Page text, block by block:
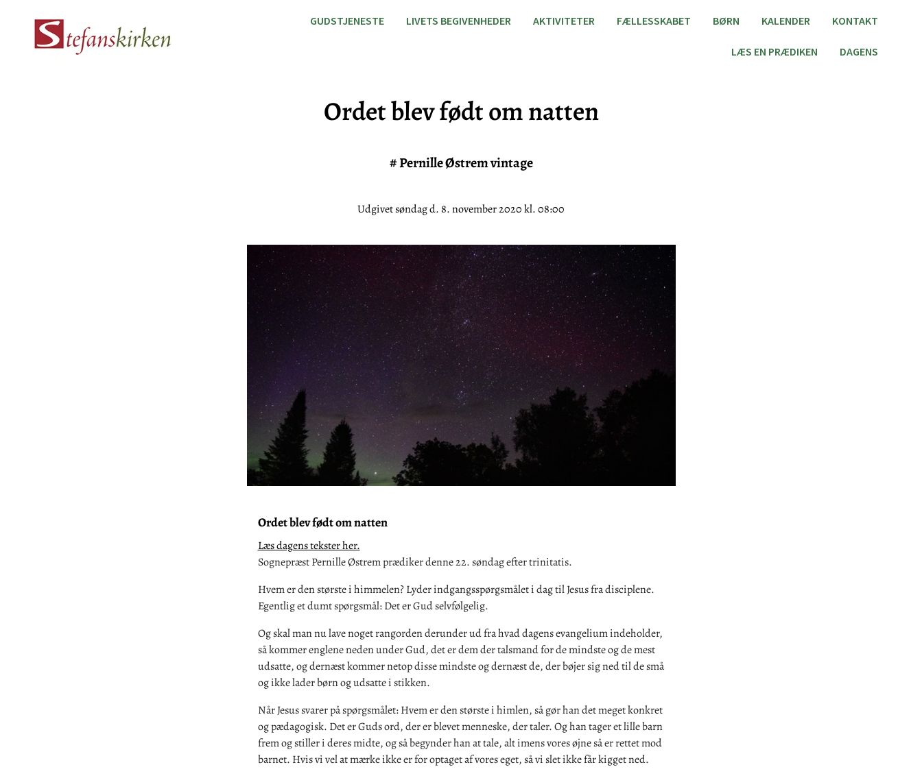
GUDSTJENESTE LIVETS BEGIVENHEDER AKTIVITETER FÆLLESSKABET BØRN KALENDER KONTAKT
LÆS EN PRÆDIKEN DAGENS
Ordet blev født om natten
#Pernille Østrem vintage
Udgivet søndag d. 8. november 2020 kl. 08:00
Ordet blev født om natten
Læs dagens tekster her.
Sognepræst Pernille Østrem prædiker denne 22. søndag efter trinitatis.
Hvem er den største i himmelen? Lyder indgangsspørgsmålet i dag til Jesus fra disciplene.
Egentlig et dumt spørgsmål: Det er Gud selvfølgelig.
Og skal man nu lave noget rangorden derunder ud fra hvad dagens evangelium indeholder,
så kommer englene neden under Gud, det er dem der talsmand for de mindste og de mest
udsatte, og dernæst kommer netop disse mindste og dernæst de, der bøjer sig ned til de små
og ikke lader børn og udsatte i stikken.
Når Jesus svarer på spørgsmålet: Hvem er den største i himlen, så gør han det meget konkret
og pædagogisk. Det er Guds ord, der er blevet menneske, der taler. Og han tager et lille barn
frem og stiller i deres midte, og så begynder han at tale, alt imens vores øjne så er rettet mod
barnet. Hvis vi vel at mærke ikke er for optaget af vores eget, så vi slet ikke får kigget ned.